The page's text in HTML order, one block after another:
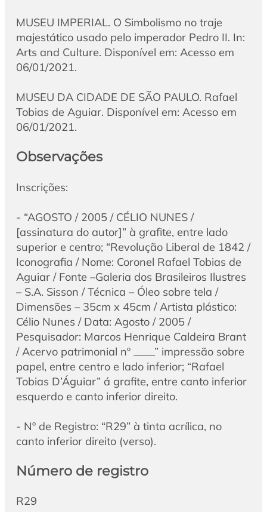
MUSEU IMPERIAL. O Simbolismo no traje
majestático usado pelo imperador Pedro II. In:
Arts and Culture. Disponível em: Acesso em
06/01/2021.
MUSEU DA CIDADE DE SÃO PAULO. Rafael
Tobias de Aguiar. Disponível em: Acesso em
06/01/2021.
Observações
Inscrições:
- “AGOSTO / 2005 / CÉLIO NUNES /
[assinatura do autor]” à grafite, entre lado
superior e centro; “Revolução Liberal de 1842 /
Iconografia / Nome: Coronel Rafael Tobias de
Aguiar / Fonte –Galeria dos Brasileiros Ilustres
– S.A. Sisson / Técnica – Óleo sobre tela /
Dimensões – 35cm x 45cm / Artista plástico:
Célio Nunes / Data: Agosto / 2005 /
Pesquisador: Marcos Henrique Caldeira Brant
/ Acervo patrimonial nº ____” impressão sobre
papel, entre centro e lado inferior; “Rafael
Tobias D’Águiar” á grafite, entre canto inferior
esquerdo e canto inferior direito.
- Nº de Registro: “R29” à tinta acrílica, no
canto inferior direito (verso).
Número de registro
R29